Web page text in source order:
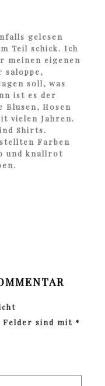
gelesen
Teil schick. Ich
meinen eigenen
saloppe,
soll, was
ist es der
Blusen, Hosen
vielen Jahren.
Shirts.
Farben
und knallrot
sind mit *